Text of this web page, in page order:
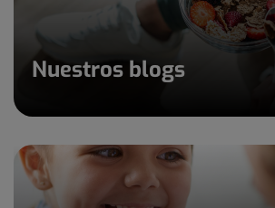
Nuestros blogs